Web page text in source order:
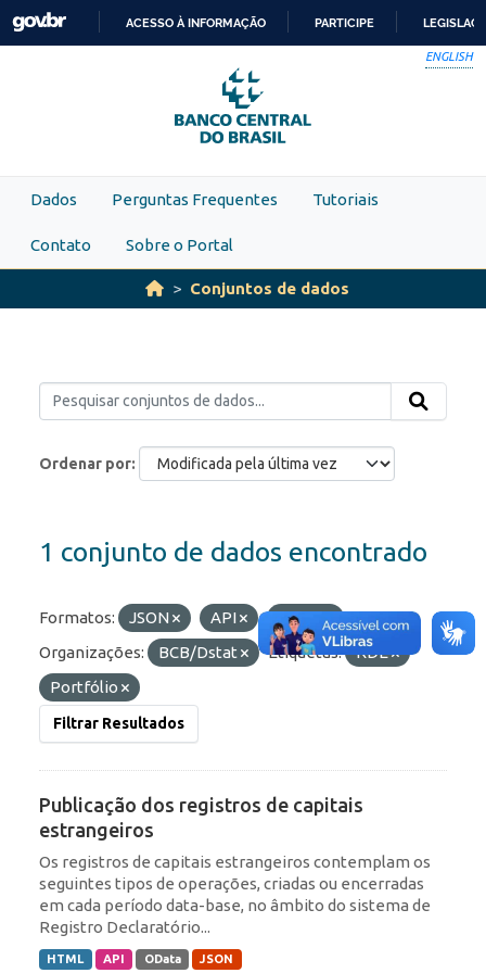
Skip to main content
PARA
O
CONTEÚDO
ACESSO À INFORMAÇÃO PARTICIPE
ENGLISH
Dados Perguntas Frequentes Tutoriais
Contato Sobre o Portal
Conjuntos de dados
Ordenar por
1 conjunto de dados encontrado
Formatos: JSON API
HTML
Organizações:
BCB/Dstat Etiquetas:
RDE
Portfólio
Filtrar Resultados
Publicação dos registros de capitais
estrangeiros
Os registros de capitais estrangeiros contemplam os
seguintes tipos de operações, criadas ou encerradas
em cada período data-base, no âmbito do sistema de
Registro Declaratório...
HTML API OData JSON